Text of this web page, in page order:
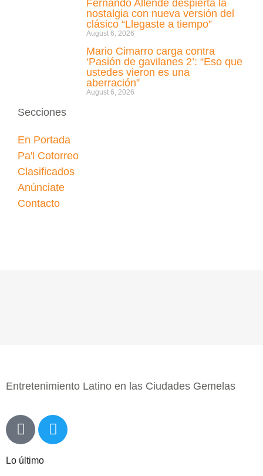
Fernando Allende despierta la
nostalgia con nueva versión del
clásico “Llegaste a tiempo”
August 6, 2026
Mario Cimarro carga contra
‘Pasión de gavilanes 2’: “Eso que
ustedes vieron es una
aberración”
August 6, 2026
Secciones
En Portada
Pa'l Cotorreo
Clasificados
Anúnciate
Contacto
Entretenimiento Latino en las Ciudades Gemelas
Lo último